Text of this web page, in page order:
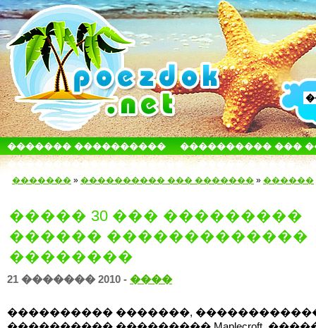
������� ����������
���������� ���
������������� ������
����� � ����
������� » ���������� ��� ������� » ������
����� 30 ��� ���������
������ �������������
��������
21 ������� 2010 - ����
���������� �������,